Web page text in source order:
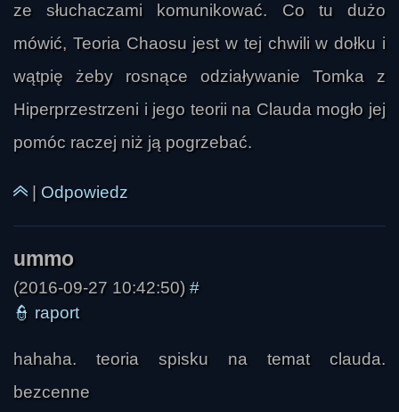
ze słuchaczami komunikować. Co tu dużo
mówić, Teoria Chaosu jest w tej chwili w dołku i
wątpię żeby rosnące odziaływanie Tomka z
Hiperprzestrzeni i jego teorii na Clauda mogło jej
pomóc raczej niż ją pogrzebać.
Odpowiedz
(2016-09-27 10:42:50) #
👮 raport
hahaha. teoria spisku na temat clauda.
bezcenne
Przechodzimur